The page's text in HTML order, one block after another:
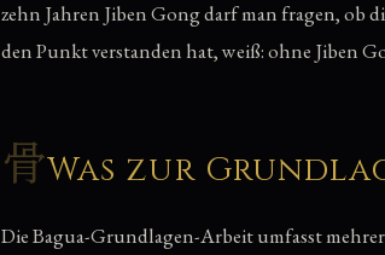
zehn Jahren Jiben Gong darf man fragen, ob
den Punkt verstanden hat, weiß: ohne Jiben
骨Was zur
Die Bagua-Grundlagen-Arbeit umfasst